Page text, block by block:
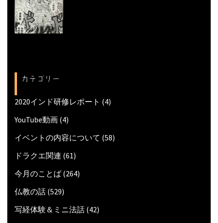
カテゴリー
2020インド研修レポート (4)
YouTube動画 (4)
イベントの内容について (58)
ドラクエ関連 (61)
今月のことば (264)
仏教の話 (529)
写経体験＆ミニ法話 (42)